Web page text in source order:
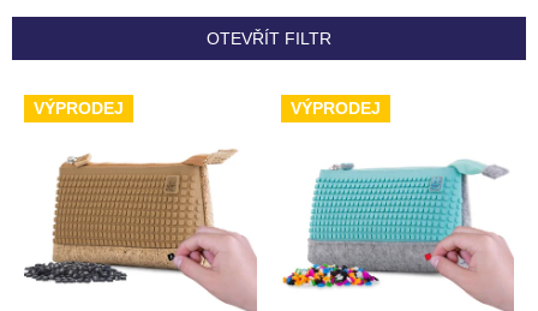
r
OTEVŘÍT FILTR
V VÝPRODEJ VÝPRODEJ